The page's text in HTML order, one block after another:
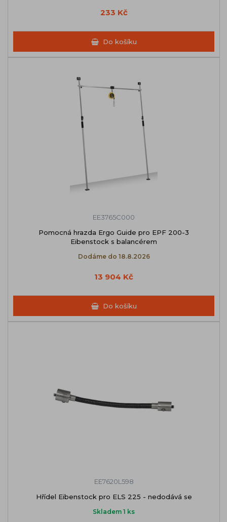
233 Kč
Do košíku
EE3765C000
Pomocná hrazda Ergo Guide pro EPF 200-3
Eibenstock s balancérem
Dodáme do 18.8.2026
13 904 Kč
Do košíku
EE7620L598
Hřídel Eibenstock pro ELS 225 - nedodává se
Skladem 1 ks